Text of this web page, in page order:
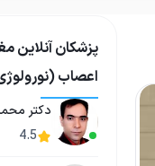
پزشکان آنلاین
اعصاب
دکتر
4.5